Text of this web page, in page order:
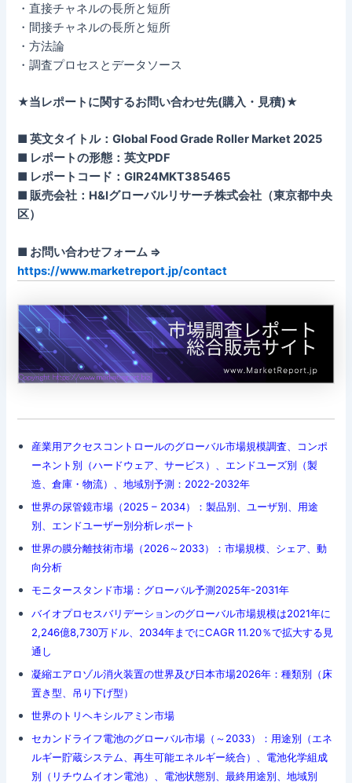
・直接チャネルの長所と短所
・間接チャネルの長所と短所
・方法論
・調査プロセスとデータソース
★当レポートに関するお問い合わせ先(購入・見積)★
■ 英文タイトル：Global Food Grade Roller Market 2025
■ レポートの形態：英文PDF
■ レポートコード：GIR24MKT385465
■ 販売会社：H&Iグローバルリサーチ株式会社（東京都中央
区）
■ お問い合わせフォーム ⇒
https://www.marketreport.jp/contact
産業用アクセスコントロールのグローバル市場規模調査、コンポ
ーネント別（ハードウェア、サービス）、エンドユーズ別（製
造、倉庫・物流）、地域別予測：2022-2032年
世界の尿管鏡市場（2025 – 2034）：製品別、ユーザ別、用途
別、エンドユーザー別分析レポート
世界の膜分離技術市場（2026～2033）：市場規模、シェア、動
向分析
モニタースタンド市場：グローバル予測2025年-2031年
バイオプロセスバリデーションのグローバル市場規模は2021年に
2,246億8,730万ドル、2034年までにCAGR 11.20％で拡大する見
通し
凝縮エアロゾル消火装置の世界及び日本市場2026年：種類別（床
置き型、吊り下げ型）
世界のトリヘキシルアミン市場
セカンドライフ電池のグローバル市場（～2033）：用途別（エネ
ルギー貯蔵システム、再生可能エネルギー統合）、電池化学組成
別（リチウムイオン電池）、電池状態別、最終用途別、地域別